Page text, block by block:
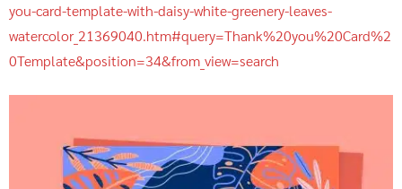
you-card-template-with-daisy-white-greenery-leaves-
watercolor_21369040.htm#query=Thank%20you%20Card%2
0Template&position=34&from_view=search